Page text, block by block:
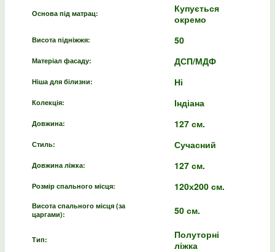
Основа під матрац:
Купується
окремо
Висота підніжжя: 50
Матеріал фасаду: ДСП/МДФ
Ніша для білизни: Ні
Колекція: Індіана
Довжина: 127 см.
Стиль: Сучасний
Довжина ліжка: 127 см.
Розмір спального місця: 120х200 см.
Висота спального місця (за
царгами):
50 см.
Тип:
Полуторні
ліжка